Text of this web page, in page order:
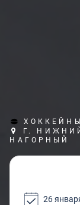
Г.
НАГОРНЫЙ
26